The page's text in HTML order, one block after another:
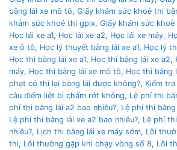
bằng lái xe mô tô, Giấy khám sức khoẻ thi
khám sức khoẻ thi gplx, Giấy khám sức
Học lái xe a1, Học lái xe a2, Học lái xe máy,
xe ô tô, Học lý thuyết bằng lái xe a1, Học lý
Học thi bằng lái xe a1, Học thi bằng lái xe a2,
máy, Học thi bằng lái xe mô tô, Học thi bằng
phạt có thi lại bằng lái được không?, Kiểm
câu điểm liệt bị chấm rớt không, Lệ phí thi
phí thi bằng lái a2 bao nhiêu?, Lệ phí thi bằng
Lệ phí thi bằng lái xe a2 bao nhiêu?, Lệ phí
nhiêu?, Lịch thi bằng lái xe máy sớm, Lỗi
thi, Lỗi thường gặp khi chạy vòng số 8, Lỗi